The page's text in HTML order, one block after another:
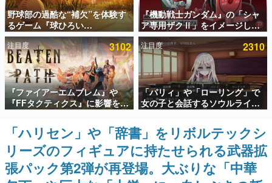
アプリセール情報
インタビュー
連載・特集一覧
殿堂入り記事
SNS拡散数が数千以上！ ページビュー数万以上！ などな
ど。多くの人々に読まれた、電ファミ渾身の“殿堂入り”記
事をまとめました。
ゲームの企画書
名作ゲームクリエイターの方々に製作時のエピソードをお
聞きし、ヒットする企画（ゲーム）とは何か？を探ってい
きます。
赫本
野球部の過酷な“補欠”を体験す
るゲーム『球ひろい
Simulator』が「1件」のウィッ
シュリストをもとにチェコ語に
対応しSNSで話題に。『キング
ダム・カム』開発元やチェコの
プロ野球選手から称賛の声
『機動戦士ガンダム』の「シャ
ア専用ザクⅡ」をイメージした
散水ホースリールが予約開始。
本体にはシャアのパーソナルマ
ークやジオン公国軍のエンブレ
ム、型式番号などを配置
注目度 3102
『ファイアーエムブレム』や
『FFタクティクス』に影響を受
けた新作戦略RPG『Beaten
Path』2027年に発売へ。
PC（Steam）、PS5、Xbox、
Switch向けにリリース予定
注目度 2310
「パリィ」や「ローリング」で
女の子と会話するソウルライク
恋愛ゲーム『小早川さんはソウ
ルライク』無料公開。返事に失
敗すると「YOU DIED」
「ハリセン」や「辞書」をリボルテックシ
リーズのフィギュアに持たせられる武器拡
張パック第2弾が再登場。大ぶりな「中華